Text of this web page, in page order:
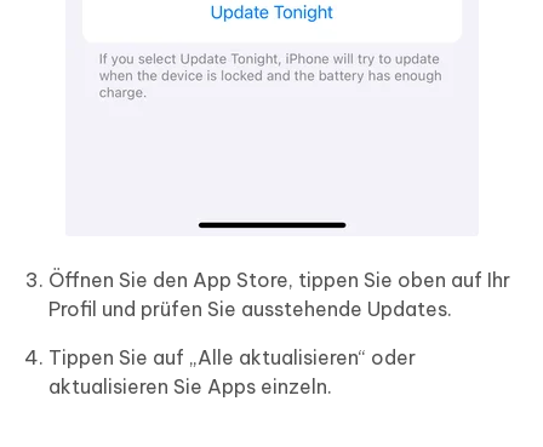
Öffnen Sie den App Store, tippen Sie oben auf Ihr
Profil und prüfen Sie ausstehende Updates.
Tippen Sie auf „Alle aktualisieren“ oder
aktualisieren Sie Apps einzeln.